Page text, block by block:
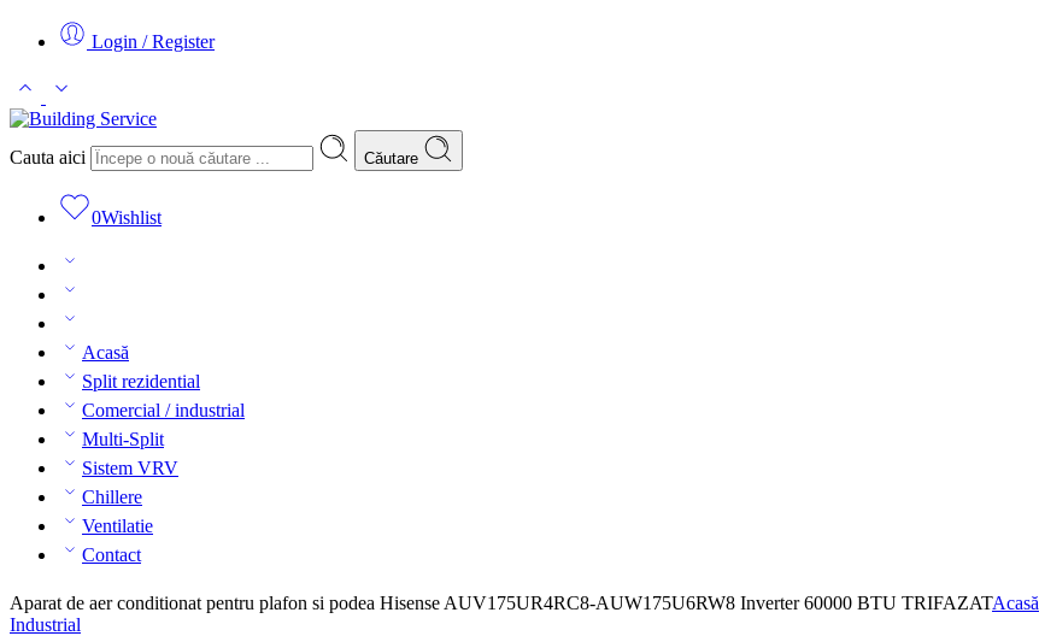
Login / Register
Cauta aici Căutare
0Wishlist
Acasă
Split rezidential
Comercial / industrial
Multi-Split
Sistem VRV
Chillere
Ventilatie
Contact
Aparat de aer conditionat pentru plafon si podea Hisense AUV175UR4RC8-AUW175U6RW8 Inverter 60000 BTU TRIFAZATAcasă
Industrial